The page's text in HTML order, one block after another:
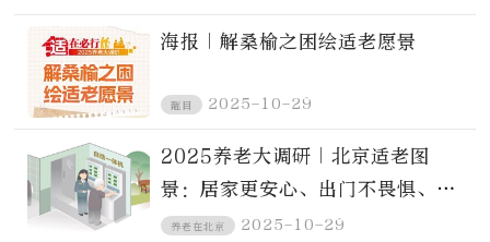
海报｜解桑榆之困绘适老愿景
醒目 2025-10-29
2025养老大调研｜北京适老图
景：居家更安心、出门不畏惧、服
务有温度
养老在北京 2025-10-29